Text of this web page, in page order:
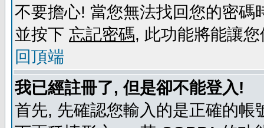
不要擔心! 當您無法找回您的密
並按下 忘記密碼, 此功能將能讓
回頂端
我已經註冊了, 但是卻不能登入!
首先, 先確認您輸入的是正確的